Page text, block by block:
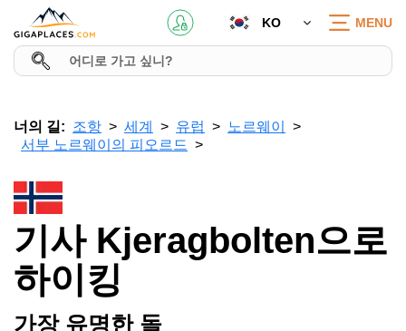
KO MENU
너의 길: 조항 세계 유럽
노르웨이
서부 노르웨이의 피오르드
기사 Kjeragbolten으로
하이킹
가장 유명한 돌